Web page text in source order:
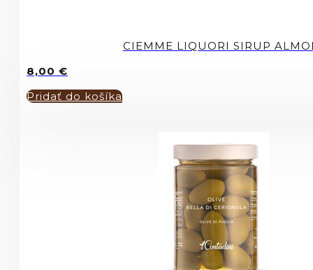
CIEMME LIQUORI SIRUP
8,00 €
Pridať do košíka